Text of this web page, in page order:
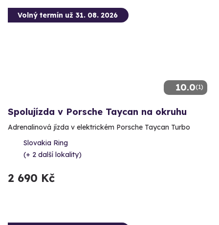
10.0(1)
Volný termín už 31. 08. 2026
Spolujízda v Porsche Taycan na okruhu
Adrenalinová jízda v elektrickém Porsche Taycan Turbo
Slovakia Ring
(+ 2 další lokality)
2 690 Kč